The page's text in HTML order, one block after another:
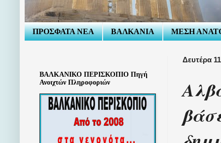
ΠΡΟΣΦΑΤΑ ΝΕΑ ΒΑΛΚΑΝΙΑ ΜΕΣΗ
Δευτέρα
ΒΑΛΚΑΝΙΚΟ ΠΕΡΙΣΚΟΠΙΟ Πηγή
Ανοιχτών Πληροφοριών